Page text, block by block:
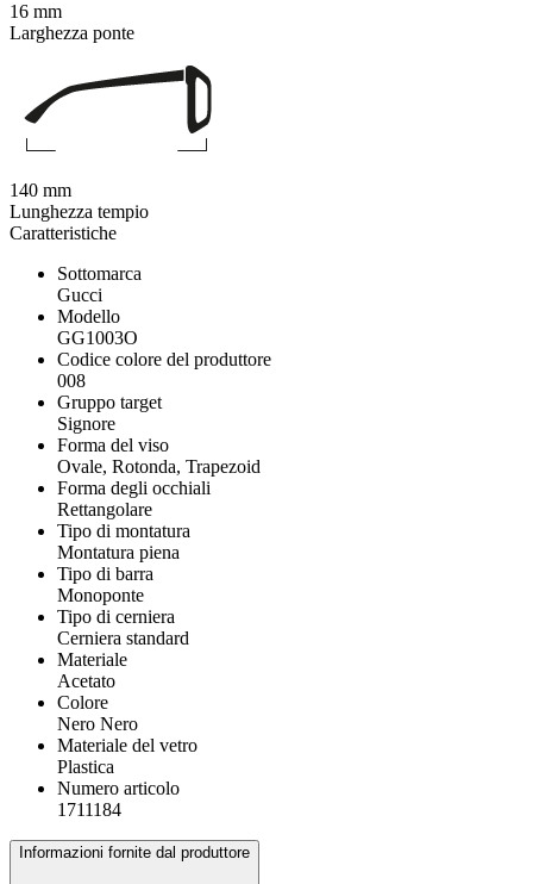
Caratteristiche
Sottomarca
Gucci
Modello
GG1003O
Codice colore del produttore
008
Gruppo target
Signore
Forma del viso
Ovale, Rotonda, Trapezoid
Forma degli occhiali
Rettangolare
Tipo di montatura
Montatura piena
Tipo di barra
Monoponte
Tipo di cerniera
Cerniera standard
Materiale
Acetato
Colore
Nero Nero
Materiale del vetro
Plastica
Numero articolo
1711184
Informazioni fornite dal produttore
16 mm
Larghezza ponte
140 mm
Lunghezza tempio